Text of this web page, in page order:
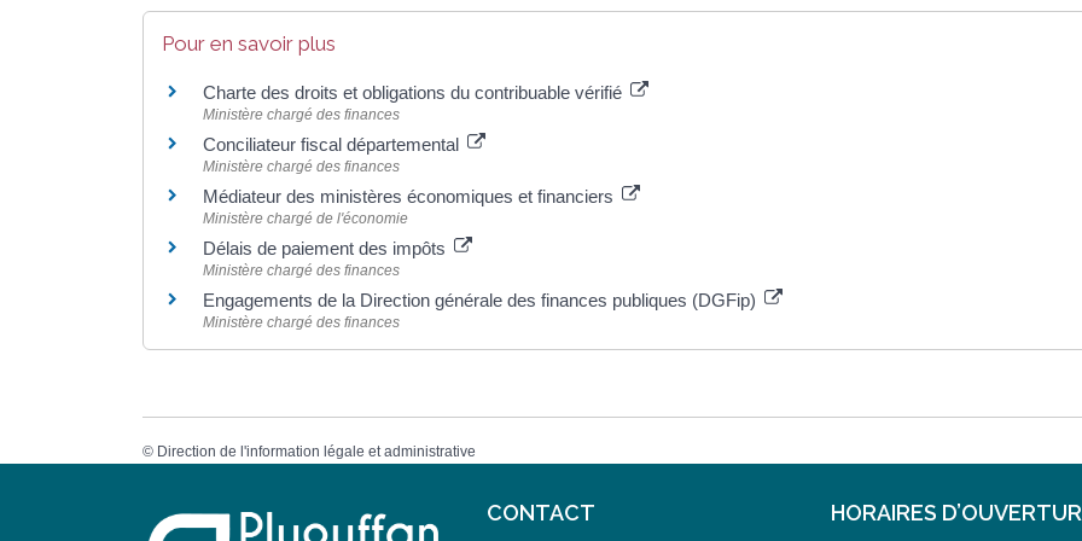
Pour en savoir plus
Charte des droits et obligations du contribuable vérifié
Ministère chargé des finances
Conciliateur fiscal départemental
Ministère chargé des finances
Médiateur des ministères économiques et financiers
Ministère chargé de l'économie
Délais de paiement des impôts
Ministère chargé des finances
Engagements de la Direction générale des finances publiques (DGFip)
Ministère chargé des finances
© Direction de l'information légale et administrative
CONTACT HORAIRES